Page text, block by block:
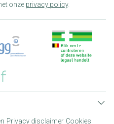
onze privacy policy.
Privacy disclaimer Cookies